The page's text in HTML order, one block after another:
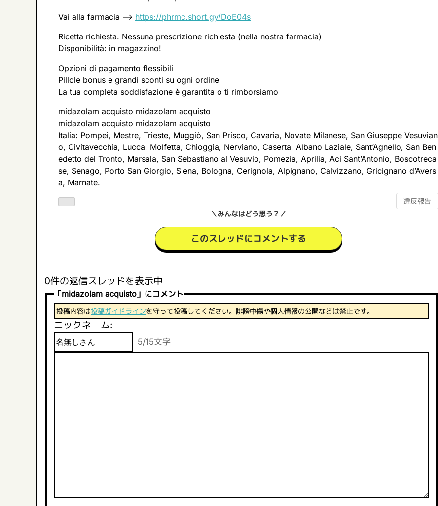
Vai alla farmacia —> https://phrmc.short.gy/DoE04s
Ricetta richiesta: Nessuna prescrizione richiesta (nella nostra farmacia)
Disponibilità: in magazzino!
Opzioni di pagamento flessibili
Pillole bonus e grandi sconti su ogni ordine
La tua completa soddisfazione è garantita o ti rimborsiamo
midazolam acquisto midazolam acquisto
midazolam acquisto midazolam acquisto
Italia: Pompei, Mestre, Trieste, Muggiò, San Prisco, Cavaria, Novate Milanese, San Giuseppe Vesuvian
o, Civitavecchia, Lucca, Molfetta, Chioggia, Nerviano, Caserta, Albano Laziale, Sant’Agnello, San Ben
edetto del Tronto, Marsala, San Sebastiano al Vesuvio, Pomezia, Aprilia, Aci Sant’Antonio, Boscotreca
se, Senago, Porto San Giorgio, Siena, Bologna, Cerignola, Alpignano, Calvizzano, Gricignano d’Avers
a, Marnate.
違反報告
＼みんなはどう思う？／
このスレッドにコメントする
0件の返信スレッドを表示中
「midazolam acquisto」にコメント
投稿内容は投稿ガイドラインを守って投稿してください。誹謗中傷や個人情報の公開などは禁止です。
ニックネーム:
5/15文字